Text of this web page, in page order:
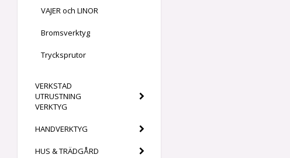
VAJER och LINOR
Bromsverktyg
Trycksprutor
VERKSTAD
UTRUSTNING
VERKTYG
HANDVERKTYG
HUS & TRÄDGÅRD